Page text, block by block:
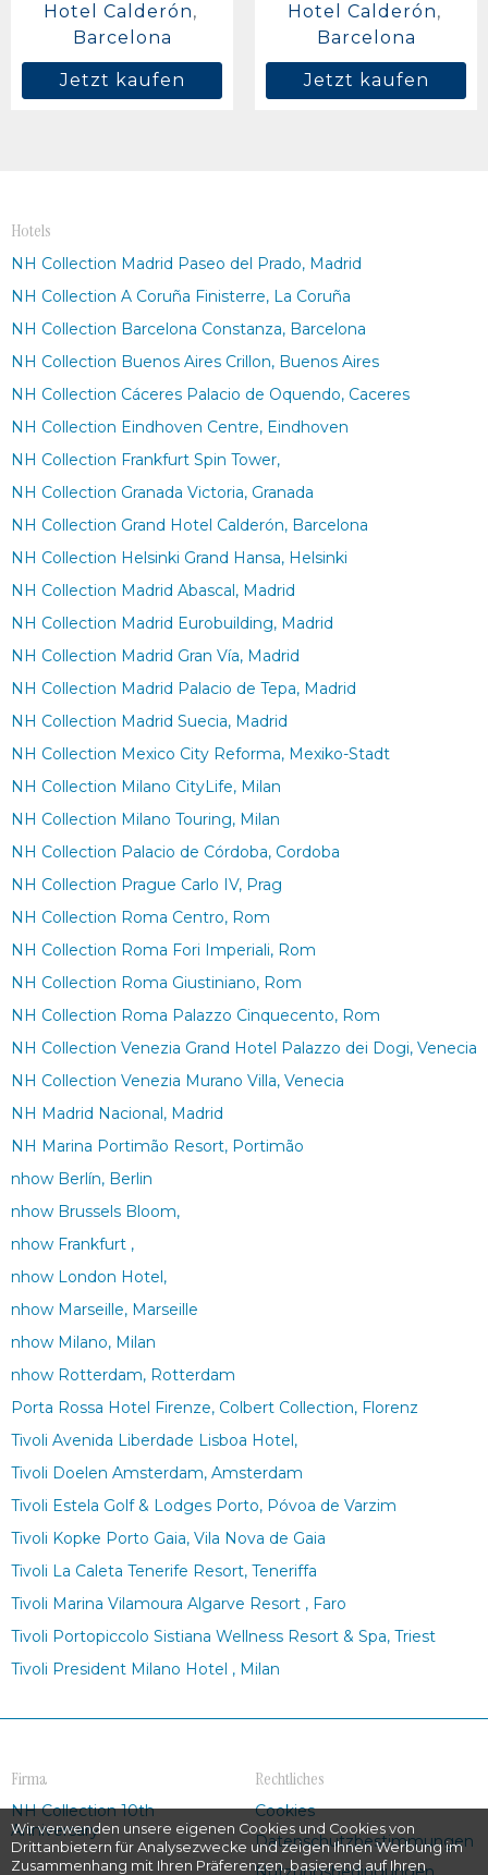
Wir verwenden unsere eigenen Cookies und Cookies von
Drittanbietern für Analysezwecke und zeigen Ihnen Werbung im
Zusammenhang mit Ihren Präferenzen, basierend auf Ihren
Hotel Calderón
Barcelona
Jetzt kaufen
Hotel Calderón
Barcelona
Jetzt kaufen
Hotels
NH Collection Madrid Paseo del Prado, Madrid
NH Collection A Coruña Finisterre, La Coruña
NH Collection Barcelona Constanza, Barcelona
NH Collection Buenos Aires Crillon, Buenos Aires
NH Collection Cáceres Palacio de Oquendo, Caceres
NH Collection Eindhoven Centre, Eindhoven
NH Collection Frankfurt Spin Tower,
NH Collection Granada Victoria, Granada
NH Collection Grand Hotel Calderón, Barcelona
NH Collection Helsinki Grand Hansa, Helsinki
NH Collection Madrid Abascal, Madrid
NH Collection Madrid Eurobuilding, Madrid
NH Collection Madrid Gran Vía, Madrid
NH Collection Madrid Palacio de Tepa, Madrid
NH Collection Madrid Suecia, Madrid
NH Collection Mexico City Reforma, Mexiko-Stadt
NH Collection Milano CityLife, Milan
NH Collection Milano Touring, Milan
NH Collection Palacio de Córdoba, Cordoba
NH Collection Prague Carlo IV, Prag
NH Collection Roma Centro, Rom
NH Collection Roma Fori Imperiali, Rom
NH Collection Roma Giustiniano, Rom
NH Collection Roma Palazzo Cinquecento, Rom
NH Collection Venezia Grand Hotel Palazzo dei Dogi, Venecia
NH Collection Venezia Murano Villa, Venecia
NH Madrid Nacional, Madrid
NH Marina Portimão Resort, Portimão
nhow Berlín, Berlin
nhow Brussels Bloom,
nhow Frankfurt ,
nhow London Hotel,
nhow Marseille, Marseille
nhow Milano, Milan
nhow Rotterdam, Rotterdam
Porta Rossa Hotel Firenze, Colbert Collection, Florenz
Tivoli Avenida Liberdade Lisboa Hotel,
Tivoli Doelen Amsterdam, Amsterdam
Tivoli Estela Golf & Lodges Porto, Póvoa de Varzim
Tivoli Kopke Porto Gaia, Vila Nova de Gaia
Tivoli La Caleta Tenerife Resort, Teneriffa
Tivoli Marina Vilamoura Algarve Resort , Faro
Tivoli Portopiccolo Sistiana Wellness Resort & Spa, Triest
Tivoli President Milano Hotel , Milan
Firma
NH Collection 10th
Anniversary
Rechtliches
Cookies
Datenschutzbestimmungen